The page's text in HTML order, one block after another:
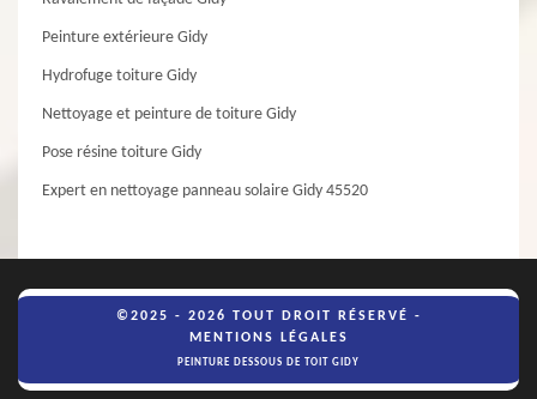
Peinture extérieure Gidy
Hydrofuge toiture Gidy
Nettoyage et peinture de toiture Gidy
Pose résine toiture Gidy
Expert en nettoyage panneau solaire Gidy 45520
©2025 - 2026 TOUT DROIT RÉSERVÉ -
MENTIONS LÉGALES
PEINTURE DESSOUS DE TOIT GIDY